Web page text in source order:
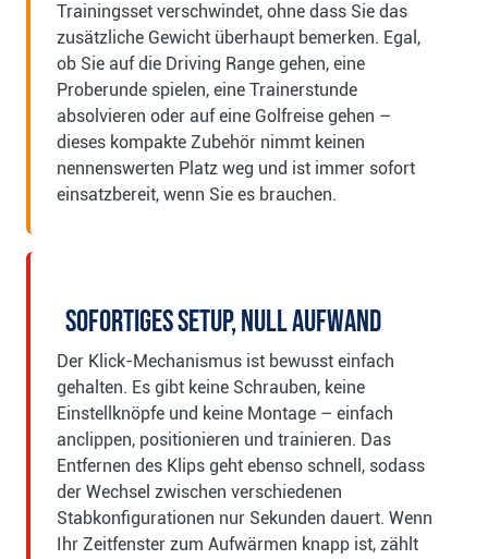
Trainingsset verschwindet, ohne dass Sie das
zusätzliche Gewicht überhaupt bemerken. Egal,
ob Sie auf die Driving Range gehen, eine
Proberunde spielen, eine Trainerstunde
absolvieren oder auf eine Golfreise gehen –
dieses kompakte Zubehör nimmt keinen
nennenswerten Platz weg und ist immer sofort
einsatzbereit, wenn Sie es brauchen.
Sofortiges Setup, null Aufwand
Der Klick-Mechanismus ist bewusst einfach
gehalten. Es gibt keine Schrauben, keine
Einstellknöpfe und keine Montage – einfach
anclippen, positionieren und trainieren. Das
Entfernen des Klips geht ebenso schnell, sodass
der Wechsel zwischen verschiedenen
Stabkonfigurationen nur Sekunden dauert. Wenn
Ihr Zeitfenster zum Aufwärmen knapp ist, zählt